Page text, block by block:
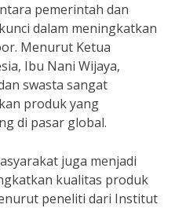
pemerintah dan
dalam meningkatkan
Menurut Ketua
Ibu Nani Wijaya,
swasta sangat
produk yang
di pasar global.
juga menjadi
kualitas produk
peneliti dari Institut